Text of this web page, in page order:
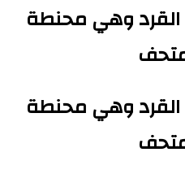
القرد وهي محنطة
القرد وهي محنطة